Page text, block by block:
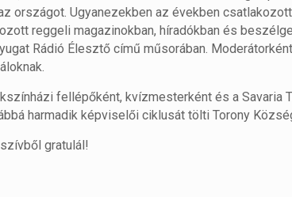
országot. Ugyanezekben az években
reggeli magazinokban, híradókban és
Rádió Élesztő című műsorában.
fellépőként, kvízmesterként és a Savaria
harmadik képviselői ciklusát tölti Torony
gratulál!